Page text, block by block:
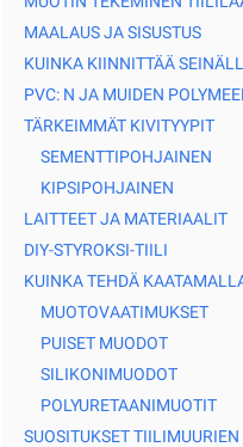
MAALAUS JA SISUSTUS
KUINKA KIINNITTÄÄ
PVC: N JA MUIDEN
TÄRKEIMMÄT KIVITYYPIT
SEMENTTIPOHJAINEN
KIPSIPOHJAINEN
LAITTEET JA MATERIAALIT
DIY-STYROKSI-TIILI
KUINKA TEHDÄ
MUOTOVAATIMUKSET
PUISET MUODOT
SILIKONIMUODOT
POLYURETAANIMUOTIT
SUOSITUKSET